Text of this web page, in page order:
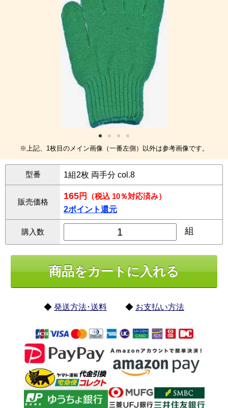
※上記、1枚目のメイン画像（一番左側）以外は参考画像です。
型番 1組2枚 両手分 col.8
販売価格
165円
（税込 10％対応済み）
2ポイント還元
購入数 組
◆ 発送方法･送料 ◆ お支払い方法